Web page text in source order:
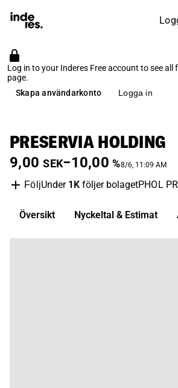
Log in to your Inderes Free account to see all
page.
Skapa användarkonto
Logga in
PRESERVIA HOLDING
9,00 SEK−10,00 %8/6, 11:09 AM
FöljUnder 1K följer bolagetPHOL
Översikt Nyckeltal & Estimat